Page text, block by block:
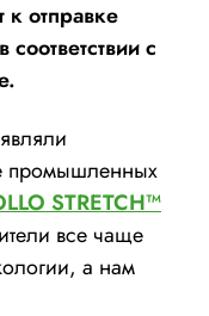
отправке
с
промышленных
STRETCH™
все чаще
а нам